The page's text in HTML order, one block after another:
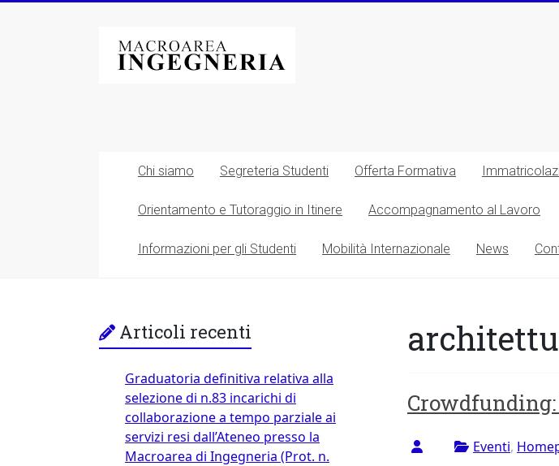
Macroarea
di
Università
degli
Studi
Tor
Vergata
Chi siamo Segreteria Studenti Offerta Formativa
Orientamento e Tutoraggio in Itinere Accompagnamento al Lavoro
Informazioni per gli Studenti Mobilità Internazionale News
Crowdfunding:
Eventi,
Articoli recenti
Graduatoria definitiva relativa alla
selezione di n.83 incarichi di
collaborazione a tempo parziale ai
servizi resi dall’Ateneo presso la
Macroarea di Ingegneria (Prot. n.